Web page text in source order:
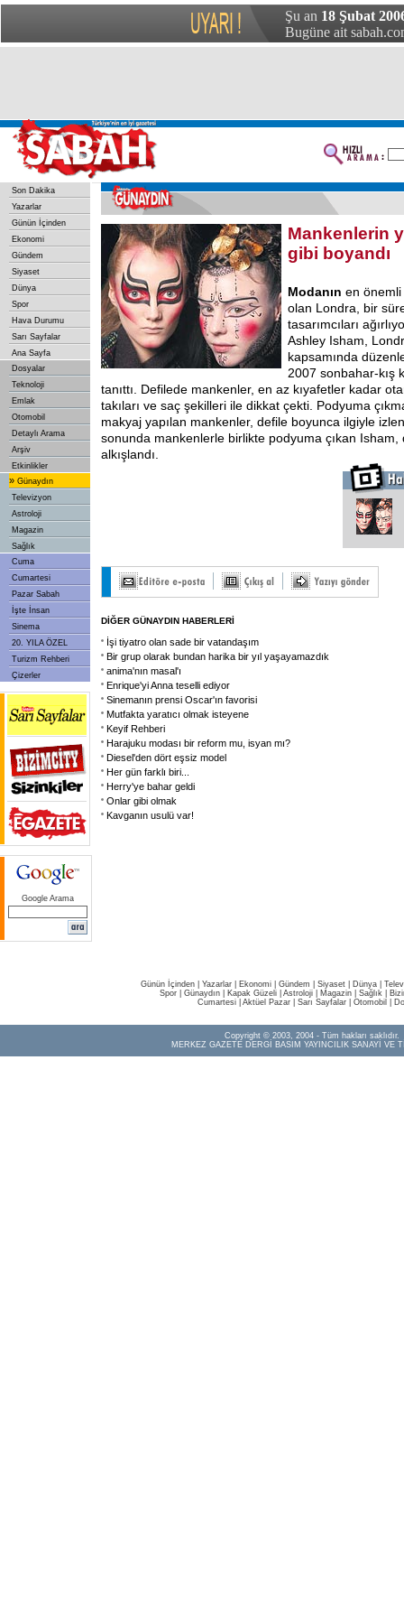
Şu an 18 Şubat
Bugüne ait
Son Dakika
Yazarlar
Günün İçinden
Ekonomi
Gündem
Siyaset
Dünya
Spor
Hava Durumu
Sarı Sayfalar
Ana Sayfa
Dosyalar
Teknoloji
Emlak
Otomobil
Detaylı Arama
Arşiv
Etkinlikler
» Günaydın
Televizyon
Astroloji
Magazin
Sağlık
Cuma
Cumartesi
Pazar Sabah
İşte İnsan
Sinema
20. YILA ÖZEL
Turizm Rehberi
Çizerler
Google Arama
Mankenlerin
gibi boyandı
Modanın en
olan Londra, bir
tasarımcıları
Ashley Isham,
kapsamında
2007 sonbahar-kış
tanıttı. Defilede mankenler, en az kıyafetler kadar
takıları ve saç şekilleri ile dikkat çekti. Podyuma
makyaj yapılan mankenler, defile boyunca ilgiyle
sonunda mankenlerle birlikte podyuma çıkan Isham,
alkışlandı.
DİĞER GÜNAYDIN HABERLERİ
İşi tiyatro olan sade bir vatandaşım
Bir grup olarak bundan harika bir yıl yaşayamazdık
anima'nın masal'ı
Enrique'yi Anna teselli ediyor
Sinemanın prensi Oscar'ın favorisi
Mutfakta yaratıcı olmak isteyene
Keyif Rehberi
Harajuku modası bir reform mu, isyan mı?
Diesel'den dört eşsiz model
Her gün farklı biri...
Herry'ye bahar geldi
Onlar gibi olmak
Kavganın usulü var!
Günün İçinden Yazarlar Ekonomi Gündem Siyaset Dünya |
Spor
Günaydın Kapak Güzeli Astroloji Magazin Sağlık
Cumartesi| Aktüel Pazar| Sarı Sayfalar| Otomobil
Copyright © 2003, 2004 - Tüm hakları saklıdır.
MERKEZ GAZETE DERGİ BASIM YAYINCILIK SANAYİ VE